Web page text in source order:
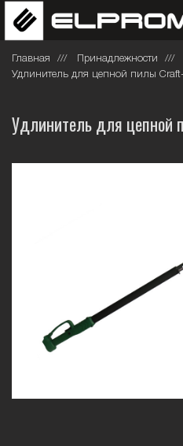
Главная
Принадлежности
Удлинитель для цепной пилы
Удлинитель для цепной